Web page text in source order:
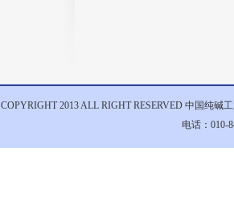
COPYRIGHT 2013 ALL RIGHT RESERVED 中国纯碱
电话：010-